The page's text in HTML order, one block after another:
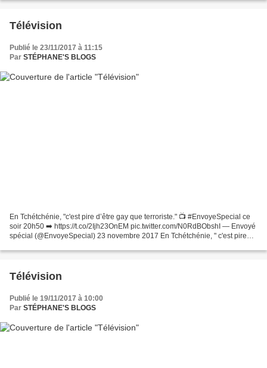
Télévision
Publié le 23/11/2017 à 11:15
Par STÉPHANE'S BLOGS
En Tchétchénie, "c'est pire d’être gay que terroriste." 📺 #EnvoyeSpecial ce
soir 20h50 ➡️ https://t.co/2Ijh23OnEM pic.twitter.com/N0RdBObshI — Envoyé
spécial (@EnvoyeSpecial) 23 novembre 2017 En Tchétchénie, " c'est pire
Télévision
Publié le 19/11/2017 à 10:00
Par STÉPHANE'S BLOGS